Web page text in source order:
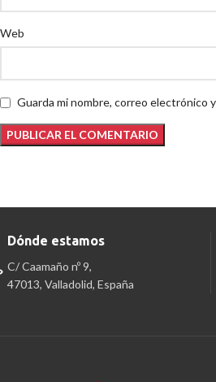
Web
Guarda mi nombre, correo electrónico
Dónde estamos
C/ Caamaño nº 9,
47013, Valladolid, España